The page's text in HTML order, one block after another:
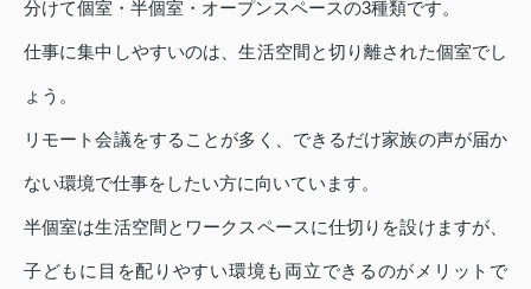
分けて個室・半個室・オープンスペースの3種類です。
仕事に集中しやすいのは、生活空間と切り離された個室でし
ょう。
リモート会議をすることが多く、できるだけ家族の声が届か
ない環境で仕事をしたい方に向いています。
半個室は生活空間とワークスペースに仕切りを設けますが、
子どもに目を配りやすい環境も両立できるのがメリットで